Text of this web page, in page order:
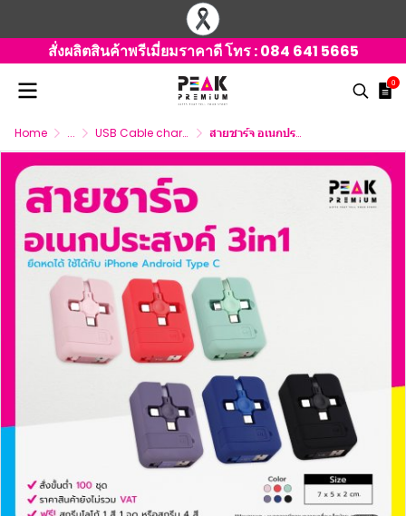
สั่งผลิตสินค้าพรีเมี่ยมราคาดี โทร :084 641 5665
0
Home ... USB Cable charger 3 connector สายชาร์จ อเนกประสงค์ 3 in 1 ทรงเหลี่ยม ยืดหดได้